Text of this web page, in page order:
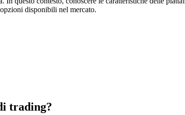
disponibili nel mercato.
trading?